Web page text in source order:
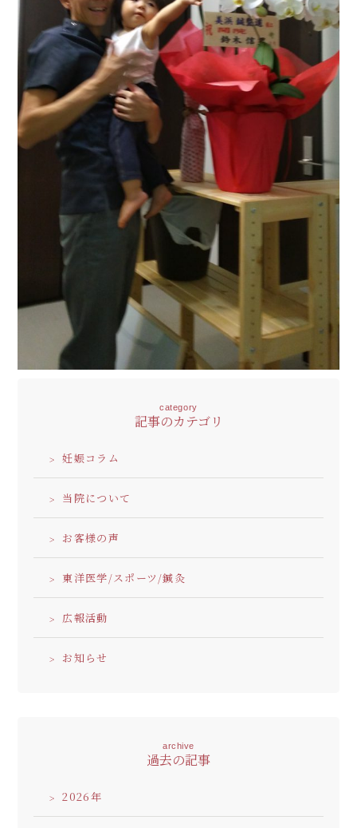
WEB予約
LINE問い合わせ
category
記事のカテゴリ
妊娠コラム
当院について
お客様の声
東洋医学/スポーツ/鍼灸
広報活動
お知らせ
archive
過去の記事
2026